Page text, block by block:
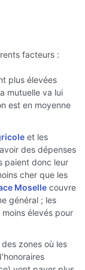
facteurs :
plus élevées
mutuelle va lui
est en moyenne
et les
des dépenses
paient donc leur
cher que les
Moselle couvre
général ; les
élevés pour
zones où les